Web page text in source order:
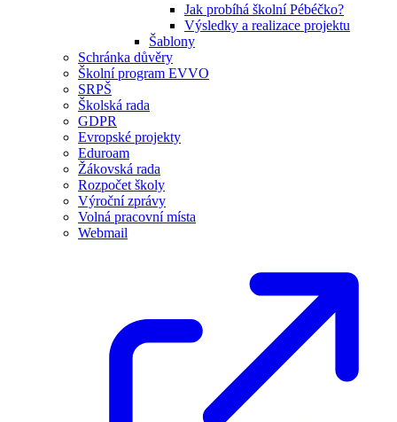
Jak probíhá školní Pébéčko?
Výsledky a realizace projektu
Šablony
Schránka důvěry
Školní program EVVO
SRPŠ
Školská rada
GDPR
Evropské projekty
Eduroam
Žákovská rada
Rozpočet školy
Výroční zprávy
Volná pracovní místa
Webmail